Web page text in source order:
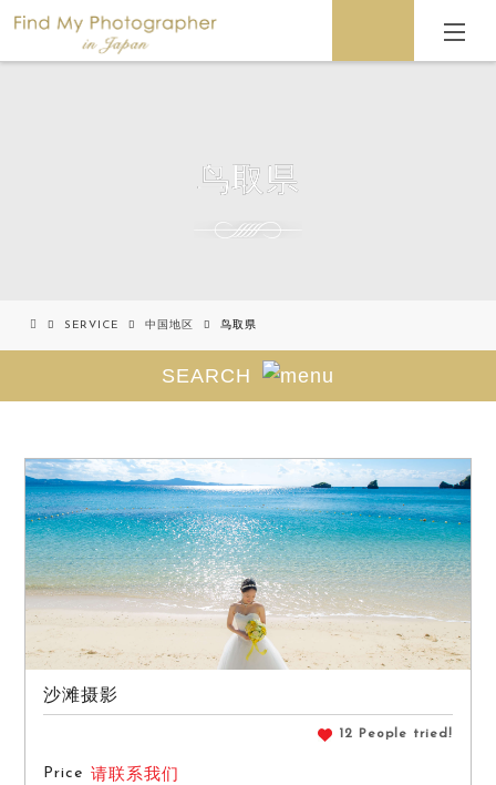
鸟取県
SERVICE 中国地区 鸟取県
沙滩摄影
12 People tried!
Price 请联系我们
SEARCH